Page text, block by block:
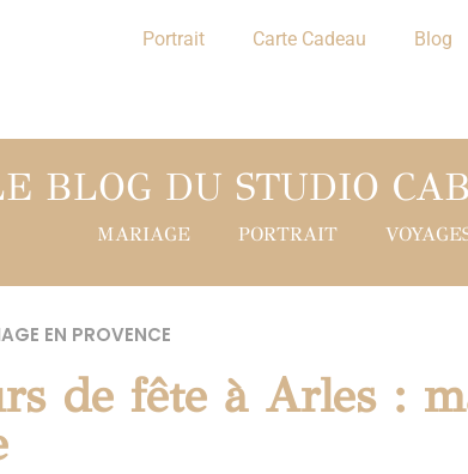
Portrait Carte Cadeau Blog
BLOG DU STUDIO
MARIAGE PORTRAIT
EN PROVENCE
de fête à Arles :